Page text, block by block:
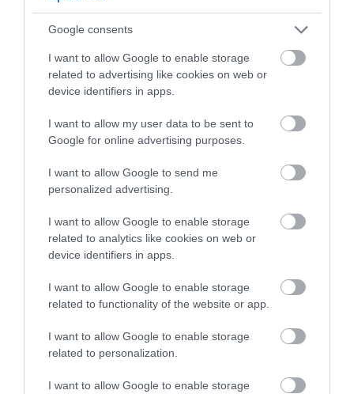
Google consents
I want to allow Google to enable storage
related to advertising like cookies on web or
device identifiers in apps.
I want to allow my user data to be sent to
Google for online advertising purposes.
I want to allow Google to send me
personalized advertising.
I want to allow Google to enable storage
related to analytics like cookies on web or
device identifiers in apps.
I want to allow Google to enable storage
related to functionality of the website or app.
I want to allow Google to enable storage
related to personalization.
I want to allow Google to enable storage